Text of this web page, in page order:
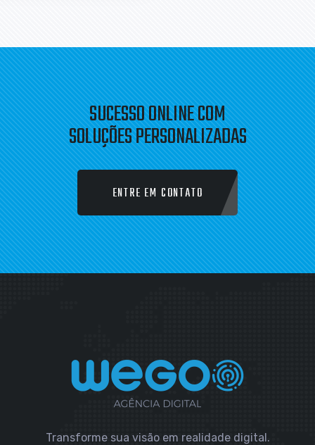
SUCESSO ONLINE COM
SOLUÇÕES PERSONALIZADAS
ENTRE EM CONTATO
Transforme sua visão em realidade digital.